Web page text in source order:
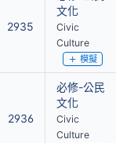
2935
文化
Civic
Culture
模擬
2936
必修-公民
文化
Civic
Culture